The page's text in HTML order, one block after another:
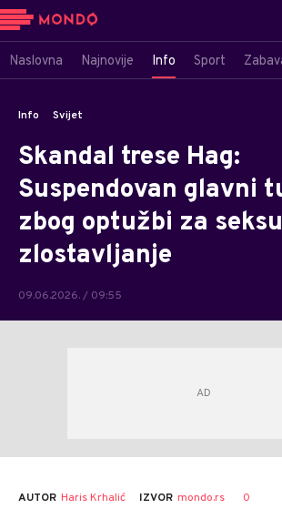
Naslovna Najnovije Info Sport
Info Svijet
Skandal trese Hag:
Suspendovan glavni
zbog optužbi za
zlostavljanje
09.06.2026. / 09:55
AUTOR Haris Krhalić IZVOR mondo.rs 0